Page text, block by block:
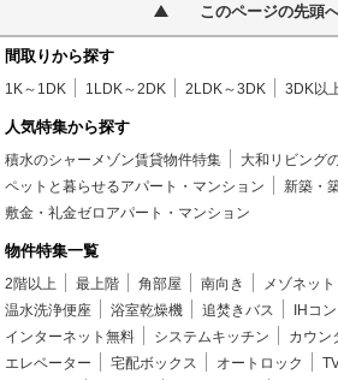
このページの先頭
間取りから探す
1K～1DK 1LDK～2DK 2LDK～3DK 3DK以
人気特集から探す
積水のシャーメゾン賃貸物件特集
大和リビング
ペットと暮らせるアパート・マンション
新築・
敷金・礼金ゼロアパート・マンション
物件特集一覧
2階以上 最上階 角部屋 南向き メゾネット
温水洗浄便座
浴室乾燥機 追焚きバス IHコ
インターネット無料
システムキッチン カウン
エレベーター
宅配ボックス オートロック